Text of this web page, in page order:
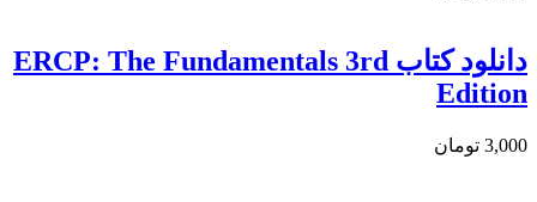
دانلود كتاب ERCP: The Fundamentals 3rd
Edition
3,000 تومان